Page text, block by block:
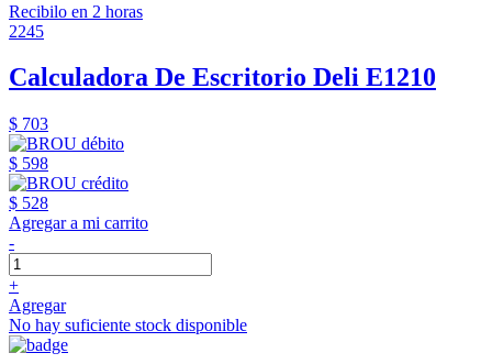
Recibilo en 2 horas
2245
Calculadora De Escritorio Deli E1210
$ 703
$ 598
$ 528
Agregar a mi carrito
-
+
Agregar
No hay suficiente stock disponible